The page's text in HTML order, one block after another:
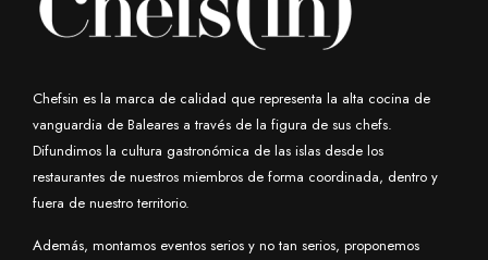
Chefsin es la marca de calidad que representa la alta cocina de
vanguardia de Baleares a través de la figura de sus chefs.
Difundimos la cultura gastronómica de las islas desde los
restaurantes de nuestros miembros de forma coordinada, dentro y
fuera de nuestro territorio.
Además, montamos eventos serios y no tan serios, proponemos